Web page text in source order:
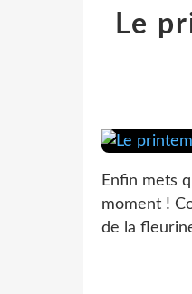
Le
Enfin mets
moment !
de la